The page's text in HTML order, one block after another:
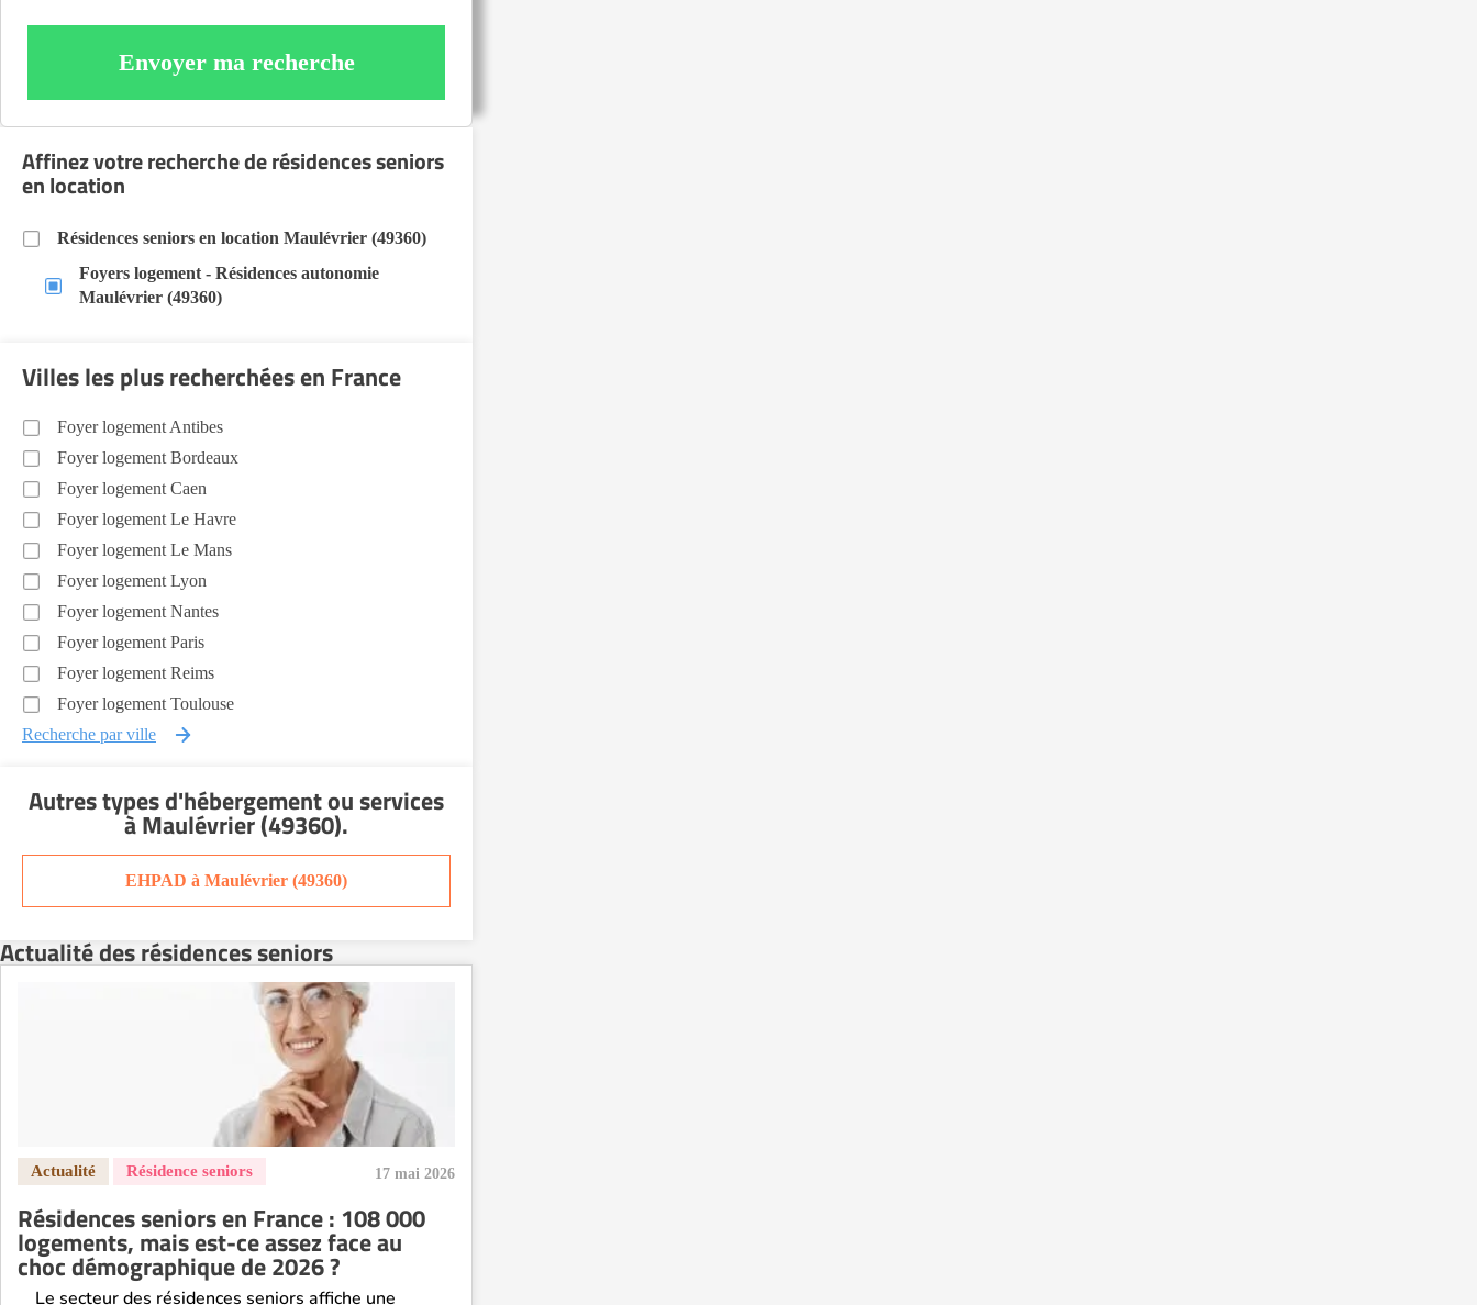
Envoyer ma recherche
Affinez votre recherche de résidences seniors
en location
Résidences seniors en location Maulévrier (49360)
Foyers logement - Résidences autonomie
Maulévrier (49360)
Villes les plus recherchées en France
Foyer logement Antibes
Foyer logement Bordeaux
Foyer logement Caen
Foyer logement Le Havre
Foyer logement Le Mans
Foyer logement Lyon
Foyer logement Nantes
Foyer logement Paris
Foyer logement Reims
Foyer logement Toulouse
Recherche par ville
Autres types d'hébergement ou services
à Maulévrier (49360).
EHPAD à Maulévrier (49360)
Actualité des résidences seniors
17 mai 2026
Résidences seniors en France : 108 000
logements, mais est-ce assez face au
choc démographique de 2026 ?
Le secteur des résidences seniors affiche une